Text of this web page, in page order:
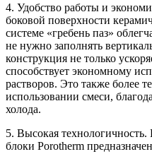
4. Удобство работы и
боковой поверхности
системе «гребень паз»
не нужно заполнять
конструкция не только
способствует экономному
растворов. Это также более
использовании смеси,
холода.
5. Высокая
блоки Porotherm